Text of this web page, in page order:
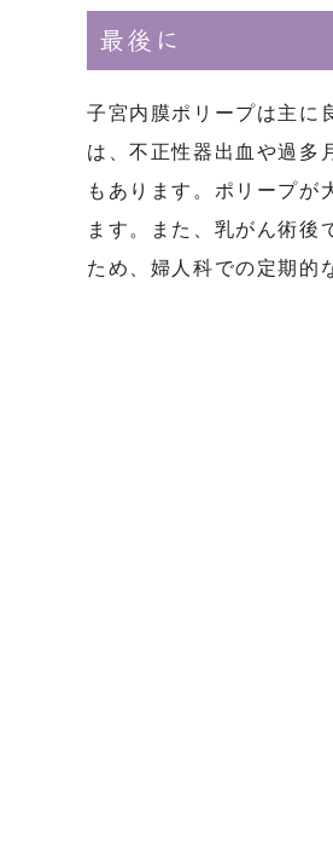
最後に
子宮内膜ポリープは主に
は、不正性器出血や過多
もあります。ポリープが
ます。また、乳がん術後
ため、婦人科での定期的